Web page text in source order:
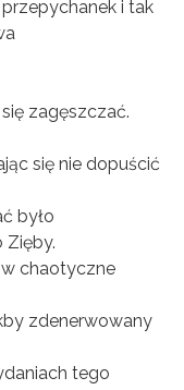
i tak
zagęszczać.
się nie dopuścić
było
Zięby.
w chaotyczne
zdenerwowany
tego